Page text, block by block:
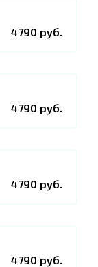
4790 руб.
4790 руб.
4790 руб.
4790 руб.